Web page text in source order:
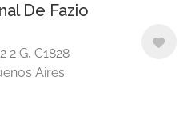
De Fazio
2 G, C1828
Aires